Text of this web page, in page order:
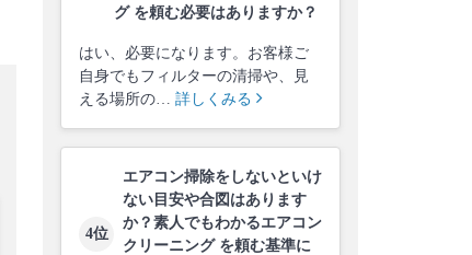
グ を頼む必要はありますか？
はい、必要になります。お客様ご
自身でもフィルターの清掃や、見
える場所の… 詳しくみる
4位
エアコン掃除をしないといけ
ない目安や合図はあります
か？素人でもわかるエアコン
クリーニング を頼む基準に